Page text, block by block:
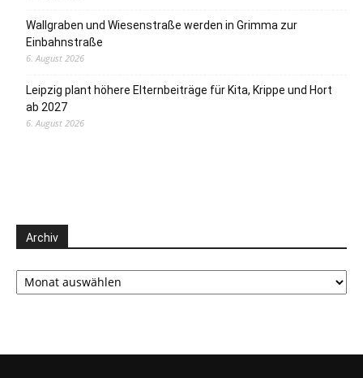
Wallgraben und Wiesenstraße werden in Grimma zur
Einbahnstraße
6. August 2026
Leipzig plant höhere Elternbeiträge für Kita, Krippe und Hort
ab 2027
6. August 2026
Archiv
Archiv